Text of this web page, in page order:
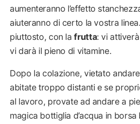
aumenteranno l’effetto
aiuteranno di certo la vostra
piuttosto, con lafrutta: vi
vi darà il pieno di vitamine.
Dopo la colazione, vietato
abitate troppo distanti e se
al lavoro, provate ad andare a
magica bottiglia d’acqua in